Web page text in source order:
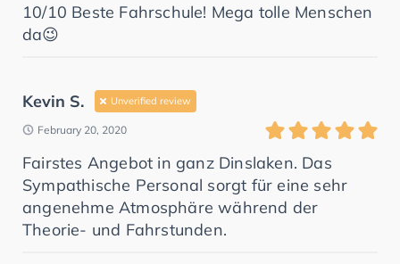
10/10 Beste Fahrschule! Mega tolle Menschen
da😉
Kevin S. Unverified review
February 20, 2020
Fairstes Angebot in ganz Dinslaken. Das
Sympathische Personal sorgt für eine sehr
angenehme Atmosphäre während der
Theorie- und Fahrstunden.